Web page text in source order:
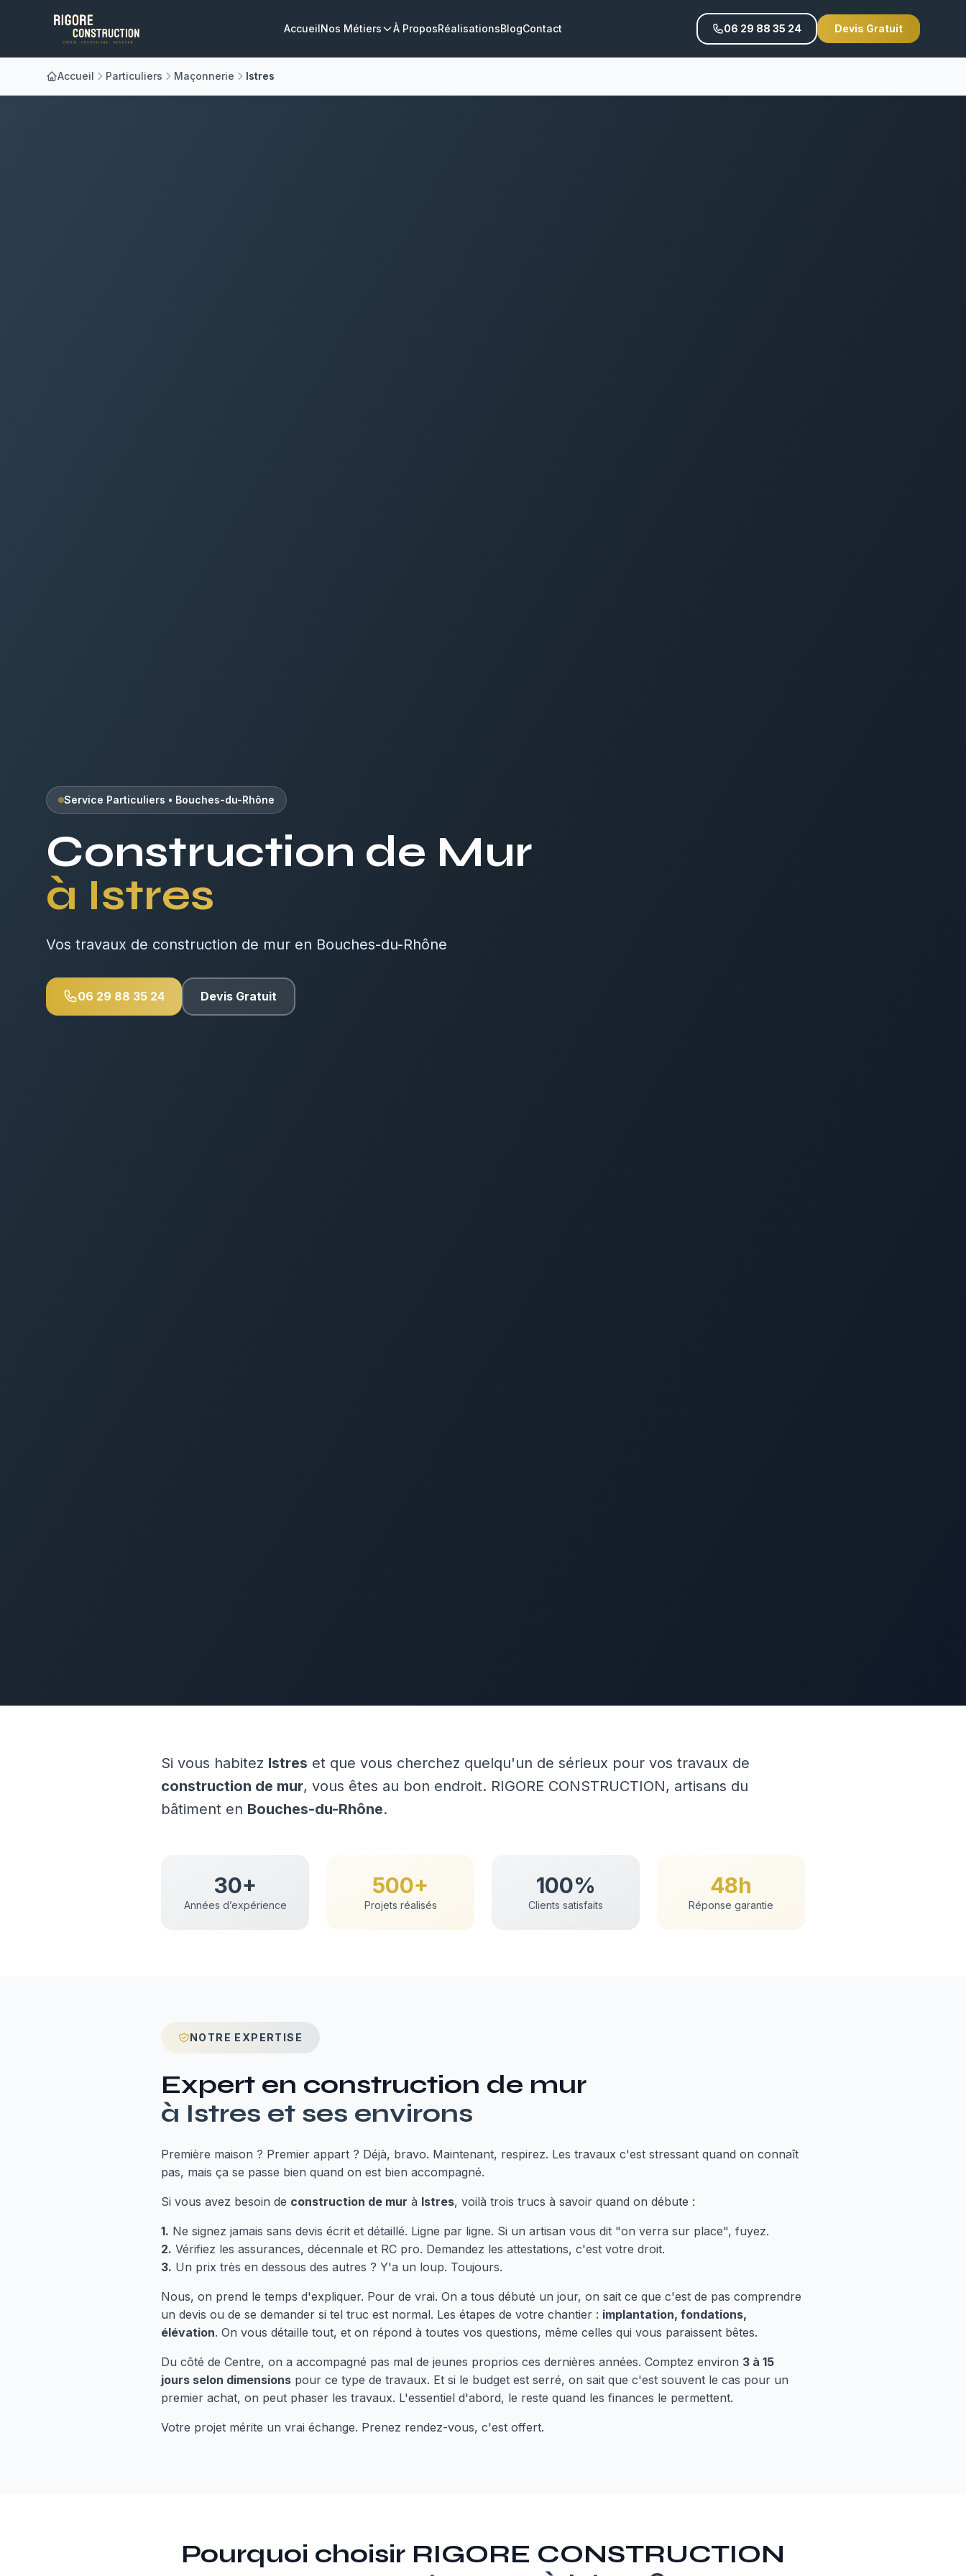
AccueilNos Métiers À ProposRéalisationsBlogContact 06 29 88 35 24 Devis Gratuit
Accueil Particuliers Maçonnerie Istres
Service Particuliers • Bouches-du-Rhône
Construction de Mur
à Istres
Vos travaux de construction de mur en Bouches-du-Rhône
06 29 88 35 24 Devis Gratuit
Si vous habitez Istres et que vous cherchez quelqu'un de sérieux pour vos travaux de
construction de mur, vous êtes au bon endroit. RIGORE CONSTRUCTION, artisans du
bâtiment en Bouches-du-Rhône.
30+
Années d’expérience
500+
Projets réalisés
100%
Clients satisfaits
48h
Réponse garantie
NOTRE EXPERTISE
Expert en construction de mur
à Istres et ses environs
Première maison ? Premier appart ? Déjà, bravo. Maintenant, respirez. Les travaux c'est stressant quand on connaît
pas, mais ça se passe bien quand on est bien accompagné.
Si vous avez besoin de construction de mur à Istres, voilà trois trucs à savoir quand on débute :
1. Ne signez jamais sans devis écrit et détaillé. Ligne par ligne. Si un artisan vous dit "on verra sur place", fuyez.
2. Vérifiez les assurances, décennale et RC pro. Demandez les attestations, c'est votre droit.
3. Un prix très en dessous des autres ? Y'a un loup. Toujours.
Nous, on prend le temps d'expliquer. Pour de vrai. On a tous débuté un jour, on sait ce que c'est de pas comprendre
un devis ou de se demander si tel truc est normal. Les étapes de votre chantier : implantation, fondations,
élévation. On vous détaille tout, et on répond à toutes vos questions, même celles qui vous paraissent bêtes.
Du côté de Centre, on a accompagné pas mal de jeunes proprios ces dernières années. Comptez environ 3 à 15
jours selon dimensions pour ce type de travaux. Et si le budget est serré, on sait que c'est souvent le cas pour un
premier achat, on peut phaser les travaux. L'essentiel d'abord, le reste quand les finances le permettent.
Votre projet mérite un vrai échange. Prenez rendez-vous, c'est offert.
Pourquoi choisir RIGORE CONSTRUCTION